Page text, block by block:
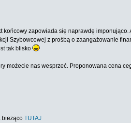
końcowy zapowiada się naprawdę
Szybowcowej z prośbą o zaangażowanie
tak blisko
możecie nas wesprzeć. Proponowana cena
bieżąco TUTAJ